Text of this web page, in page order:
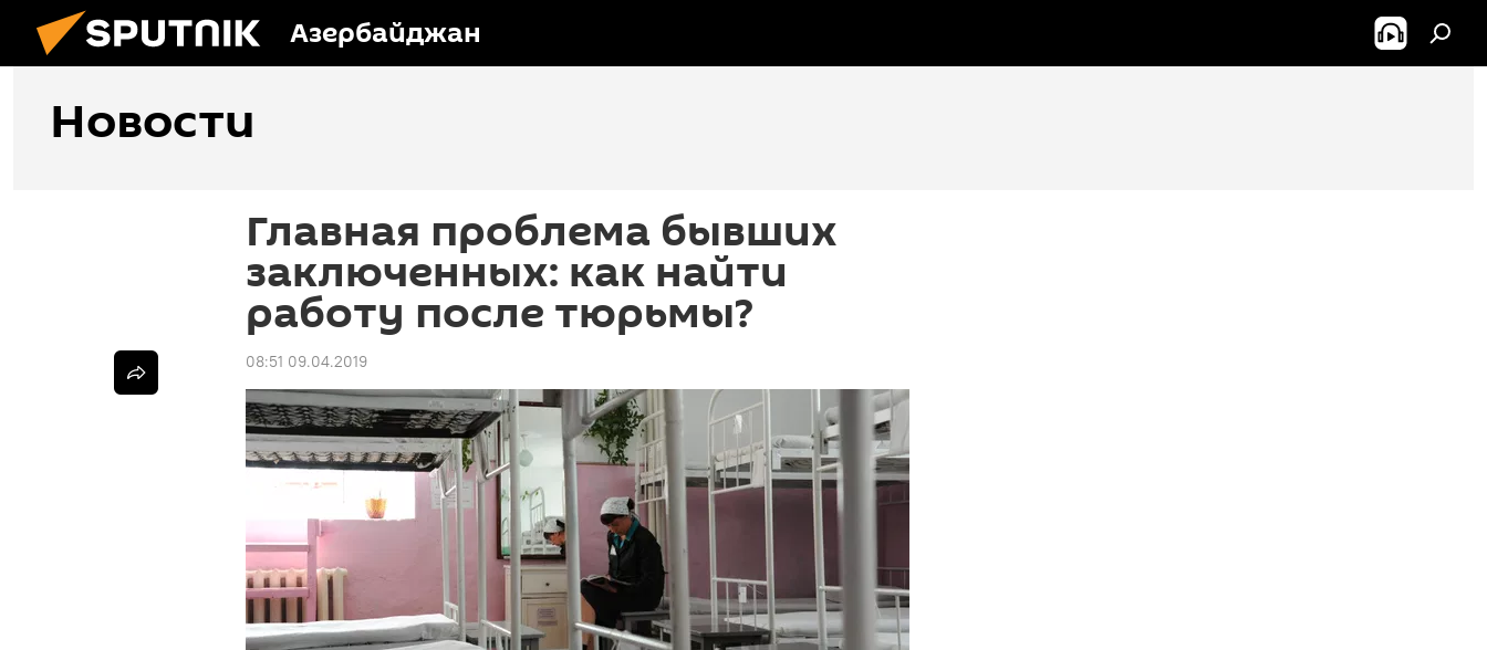
Азербайджан
Новости
Главная проблема бывших
заключенных: как найти
работу после тюрьмы?
08:51 09.04.2019